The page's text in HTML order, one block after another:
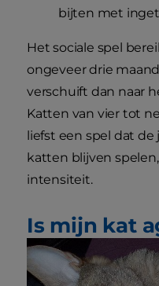
bijten met
Het sociale spel
ongeveer drie
verschuift dan naar
Katten van vier tot
liefst een spel dat de
katten blijven
intensiteit.
Is mijn kat